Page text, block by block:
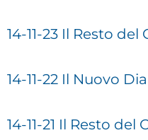
14-11-23 Il Resto
14-11-22 Il Nuovo
14-11-21 Il Resto del